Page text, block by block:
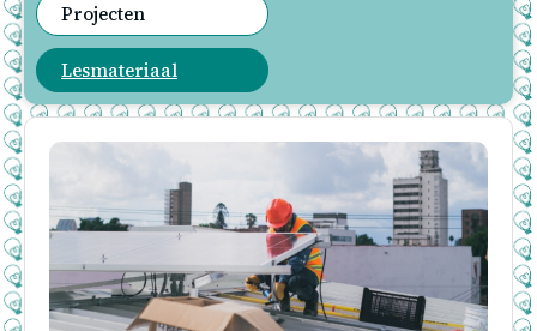
Projecten
Lesmateriaal